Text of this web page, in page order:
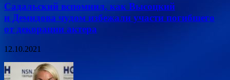
Садальский вспомнил, как Высоцкий
и Демидова чудом избежали участи погибшего
от декорации актера
12.10.2021